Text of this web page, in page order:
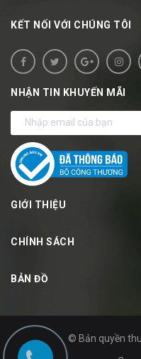
KẾT NỐI VỚI CHÚNG TÔI
NHẬN TIN KHUYẾN MÃI
GIỚI THIỆU
CHÍNH SÁCH
BẢN ĐỒ
© Bản quyền